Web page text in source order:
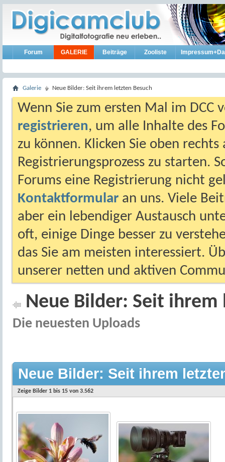
Forum GALERIE Beiträge Zooliste
Galerie Neue Bilder: Seit ihrem letzten Besuch
Wenn Sie zum ersten Mal im DCC
registrieren, um alle Inhalte des
zu können. Klicken Sie oben
Registrierungsprozess zu starten.
Forums eine Registrierung nicht
Kontaktformular an uns. Viele
aber ein lebendiger Austausch
oft, einige Dinge besser zu
das Sie am meisten interessiert.
unserer netten und aktiven
Neue Bilder: Seit ihrem
Die neuesten Uploads
Neue Bilder: Seit ihrem
Zeige Bilder 1 bis 15 von 3.562